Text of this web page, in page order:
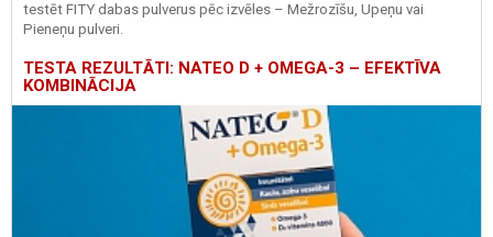
testēt FITY dabas pulverus pēc izvēles – Mežrozīšu, Upeņu vai
Pieneņu pulveri.
TESTA REZULTĀTI: NATEO D + OMEGA-3 – EFEKTĪVA
KOMBINĀCIJA